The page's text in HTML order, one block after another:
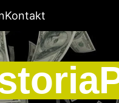
Kontakt